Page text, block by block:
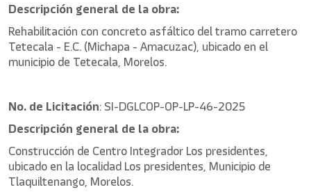
Descripción general de la obra:
Rehabilitación con concreto asfáltico del tramo carretero
Tetecala - E.C. (Michapa - Amacuzac), ubicado en el
municipio de Tetecala, Morelos.
No. de Licitación: SI-DGLCOP-OP-LP-46-2025
Descripción general de la obra:
Construcción de Centro Integrador Los presidentes,
ubicado en la localidad Los presidentes, Municipio de
Tlaquiltenango, Morelos.